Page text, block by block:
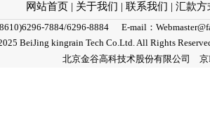
网站首页 | 关于我们 | 联系我们 | 汇款方
7884/6296-8884 E-mail：
BeiJing kingrain Tech Co.Ltd. All Rights
北京金谷高科技术股份有限公司 京